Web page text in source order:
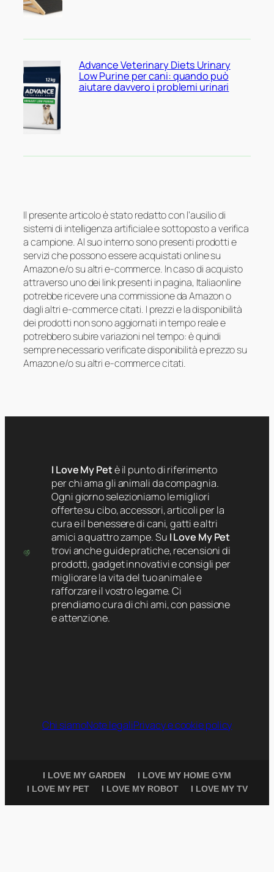
Advance Veterinary Diets Urinary
Low Purine per cani: quando può
aiutare davvero i problemi urinari
Il presente articolo è stato redatto con l’ausilio di
sistemi di intelligenza artificiale e sottoposto a verifica
a campione. Al suo interno sono presenti prodotti e
servizi che possono essere acquistati online su
Amazon e/o su altri e-commerce. In caso di acquisto
attraverso uno dei link presenti in pagina, Italiaonline
potrebbe ricevere una commissione da Amazon o
dagli altri e-commerce citati. I prezzi e la disponibilità
dei prodotti non sono aggiornati in tempo reale e
potrebbero subire variazioni nel tempo: è quindi
sempre necessario verificate disponibilità e prezzo su
Amazon e/o su altri e-commerce citati.
I Love My Petè il punto di riferimento
per chi ama gli animali da compagnia.
Ogni giorno selezioniamo le migliori
offerte su cibo, accessori, articoli per la
cura e il benessere di cani, gatti e altri
amici a quattro zampe. Su I Love My Pet
trovi anche guide pratiche, recensioni di
prodotti, gadget innovativi e consigli per
migliorare la vita del tuo animale e
rafforzare il vostro legame. Ci
prendiamo cura di chi ami, con passione
e attenzione.
Chi siamoNote legaliPrivacy e cookie policy
I LOVE MY GARDEN
I LOVE MY HOME GYM
I LOVE MY PET
I LOVE MY ROBOT I LOVE MY TV